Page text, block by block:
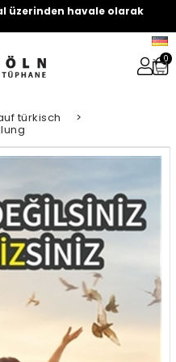
üzerinden havale olarak
0
türkisch >